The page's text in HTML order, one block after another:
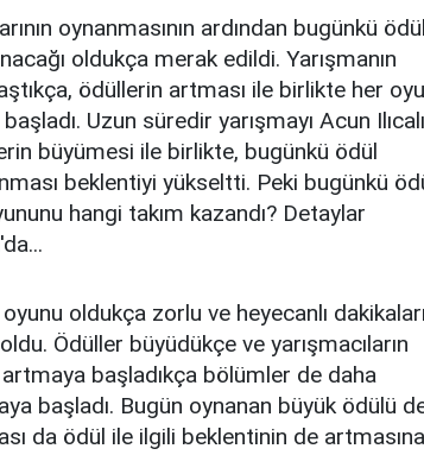
oynanmasının ardından bugünkü ödül
oldukça merak edildi. Yarışmanın
ödüllerin artması ile birlikte her
Uzun süredir yarışmayı Acun
büyümesi ile birlikte, bugünkü ödül
beklentiyi yükseltti. Peki bugünkü
hangi takım kazandı? Detaylar
oldukça zorlu ve heyecanlı
Ödüller büyüdükçe ve yarışmacıların
başladıkça bölümler de daha
başladı. Bugün oynanan büyük ödülü
da ödül ile ilgili beklentinin de artmasına